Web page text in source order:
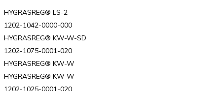
HYGRASREG® LS-2
1202-1042-0000-000
HYGRASREG® KW-W-SD
1202-1075-0001-020
HYGRASREG® KW-W
HYGRASREG® KW-W
1202-1025-0001-020